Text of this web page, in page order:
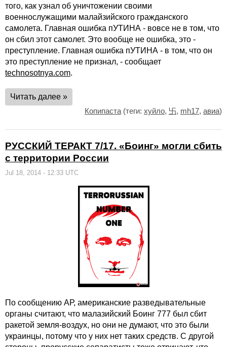
того, как узнал об уничтожении своими
военнослужащими малайзийского гражданского
самолета. Главная ошибка пУТИНА - вовсе не в том, что
он сбил этот самолет. Это вообще не ошибка, это -
преступление. Главная ошибка пУТИНА - в том, что он
это преступление не признал, - сообщает
technosotnya.com.
Читать далее »
Копипаста (теги: хуйло, 卐, mh17, авиа)
РУССКИЙ ТЕРАКТ 7/17. «Боинг» могли сбить
с территории России
Jul 18, 2014 - 12:33 UTC
По сообщению АР, американские разведывательные
органы считают, что малазийский Боинг 777 был сбит
ракетой земля-воздух, но они не думают, что это были
украинцы, потому что у них нет таких средств. С другой